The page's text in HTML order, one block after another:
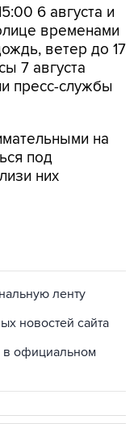
6 августа и
временами
ветер до 17
7 августа
пресс-службы
на
под
них
ленту
новостей сайта
в официальном